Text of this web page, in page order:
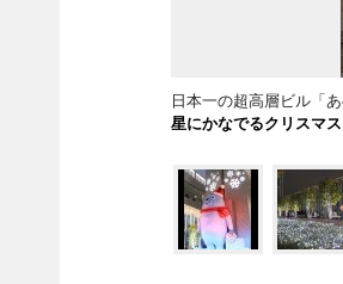
日本一の超高層ビル「
星にかなでるクリスマス